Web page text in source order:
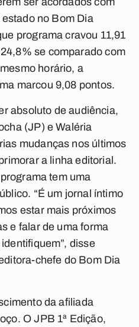
no Bom Dia
programa cravou 11,91
se comparado com
horário, a
marcou 9,08 pontos.
absoluto de audiência,
(JP) e Waléria
mudanças nos últimos
a linha editorial.
tem uma
“É um jornal íntimo
estar mais próximos
e falar de uma forma
disse
chefe do Bom Dia
da afiliada
O JPB 1ª Edição,